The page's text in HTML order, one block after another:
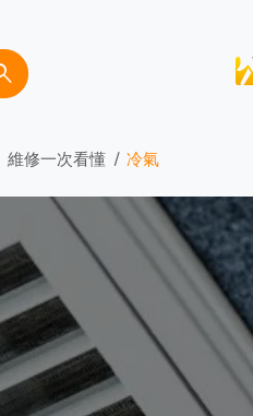
維修一次看懂 冷氣